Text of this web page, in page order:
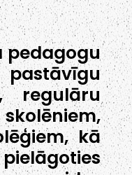
pedagogu
regulāru
kā